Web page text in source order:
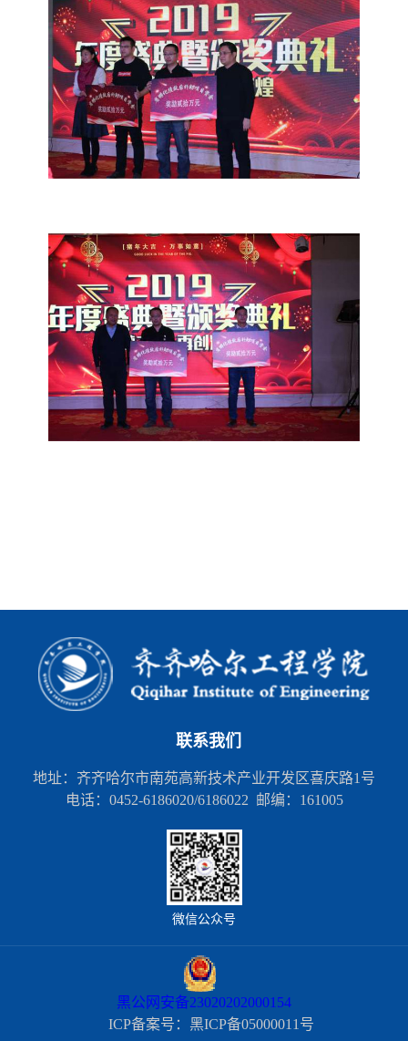
联系我们
地址：齐齐哈尔市南苑高新技术产业开发区喜庆路1号
电话：0452-6186020/6186022 邮编：161005
微信公众号
黑公网安备23020202000154
ICP备案号：黑ICP备05000011号